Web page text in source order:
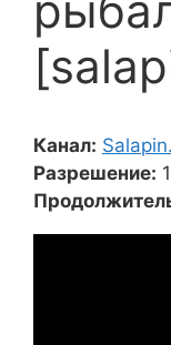
Канал:
Разрешение: